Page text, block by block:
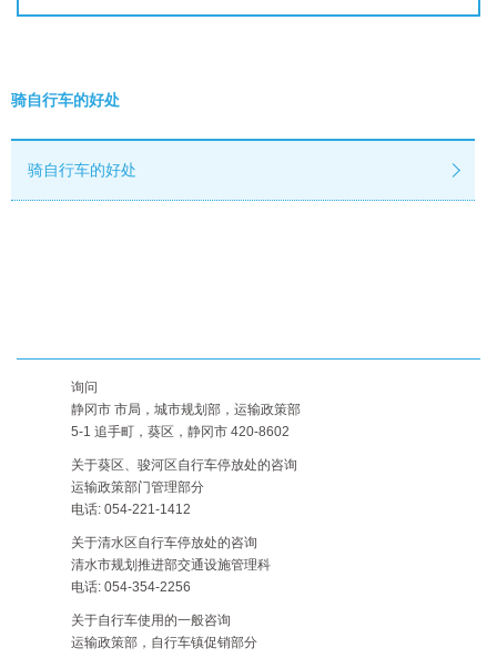
骑自行车的好处
骑自行车的好处
询问
静冈市 市局，城市规划部，运输政策部
5-1 追手町，葵区，静冈市 420-8602
关于葵区、骏河区自行车停放处的咨询
运输政策部门管理部分
电话: 054-221-1412
关于清水区自行车停放处的咨询
清水市规划推进部交通设施管理科
电话: 054-354-2256
关于自行车使用的一般咨询
运输政策部，自行车镇促销部分